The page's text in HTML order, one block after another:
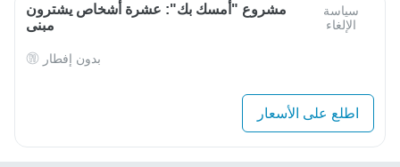
مشروع "أمسك بك": عشرة أشخاص يشترون
مبنى
سياسة
الإلغاء
بدون إفطار
اطلع على الأسعار